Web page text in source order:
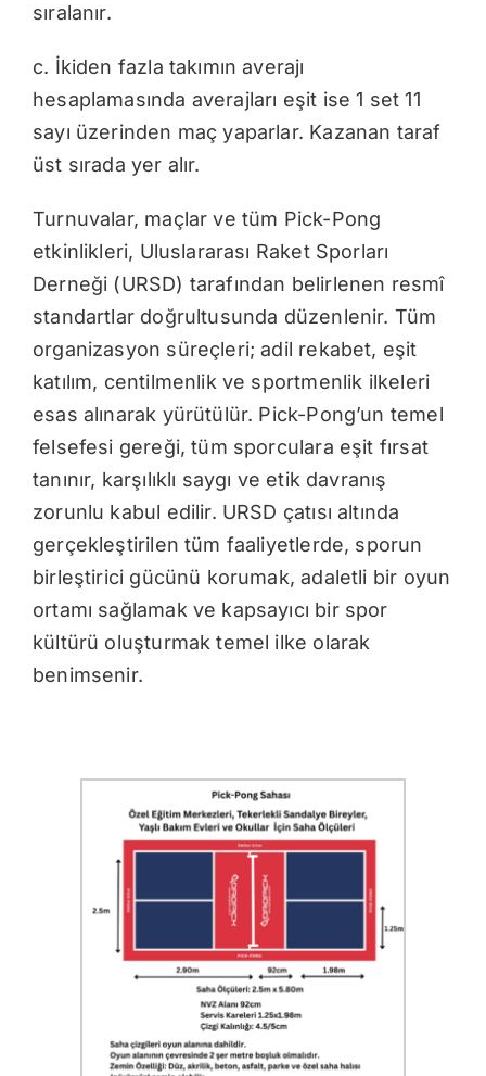
sıralanır.
c. İkiden fazla takımın averajı
hesaplamasında averajları eşit ise 1 set 11
sayı üzerinden maç yaparlar. Kazanan taraf
üst sırada yer alır.
Turnuvalar, maçlar ve tüm Pick-Pong
etkinlikleri, Uluslararası Raket Sporları
Derneği (URSD) tarafından belirlenen resmî
standartlar doğrultusunda düzenlenir. Tüm
organizasyon süreçleri; adil rekabet, eşit
katılım, centilmenlik ve sportmenlik ilkeleri
esas alınarak yürütülür. Pick-Pong’un temel
felsefesi gereği, tüm sporculara eşit fırsat
tanınır, karşılıklı saygı ve etik davranış
zorunlu kabul edilir. URSD çatısı altında
gerçekleştirilen tüm faaliyetlerde, sporun
birleştirici gücünü korumak, adaletli bir oyun
ortamı sağlamak ve kapsayıcı bir spor
kültürü oluşturmak temel ilke olarak
benimsenir.